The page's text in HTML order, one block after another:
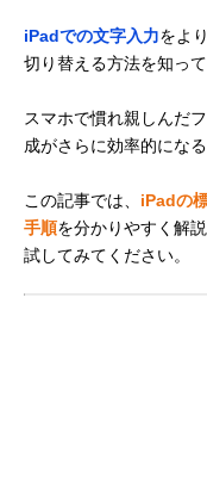
iPadでの文字入力をよ
切り替える方法を知っ
スマホで慣れ親しんだ
成がさらに効率的にな
この記事では、 iPadの
手順を分かりやすく解
試してみてください。